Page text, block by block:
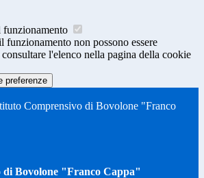
funzionamento
funzionamento non possono essere
l'elenco nella pagina della cookie
preferenze
Comprensivo di Bovolone "Franco
di Bovolone "Franco Cappa"